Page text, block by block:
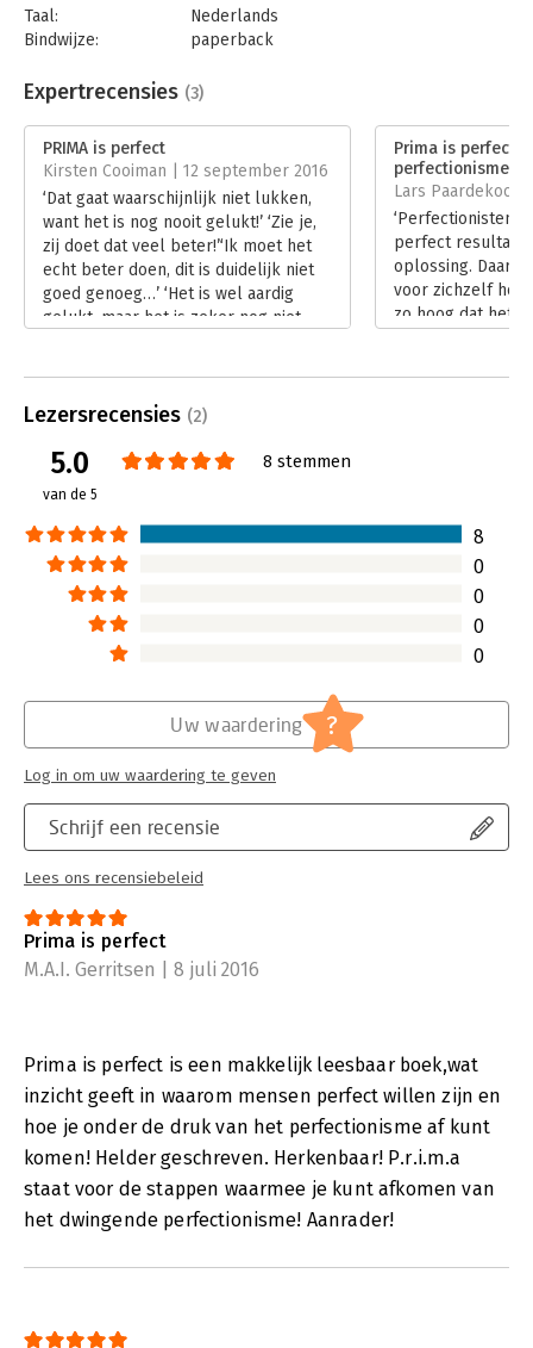
Een helder en mooi boek vol praktische tips die je helpen om
Judith Webber (auteur, spreker, organisatievernieuwer)
Taal:
Nederlands
Bindwijze:
paperback
Uitgever:
AnderZ
Verschijningsdatum:
Hoofdrubriek: Persoonlijke effectiviteit
Expertrecensies (3)
PRIMA is perfect
Kirsten Cooiman | 12 september 2016
‘Dat gaat waarschijnlijk niet lukken,
want het is nog nooit gelukt!’ ‘Zie je,
zij doet dat veel beter!’‘Ik moet het
echt beter doen, dit is duidelijk niet
goed genoeg…’ ‘Het is wel aardig
gelukt, maar het is zeker nog niet
Prima is perfect -
perfectionisme
Lars
‘Perfectionisten
perfect resultaat
oplossing.
voor zichzelf
zo hoog dat het
Lezersrecensies (2)
5.0
van de 5
8 stemmen
8
0
0
0
0
Schrijf een recensie
Lees ons recensiebeleid
Uw waardering ?
Log in om uw waardering te geven
Prima is perfect
M.A.I. Gerritsen | 8 juli 2016
Prima is perfect is een makkelijk leesbaar boek,wat
inzicht geeft in waarom mensen perfect willen zijn en
hoe je onder de druk van het perfectionisme af kunt
komen! Helder geschreven. Herkenbaar! P.r.i.m.a
staat voor de stappen waarmee je kunt afkomen van
het dwingende perfectionisme! Aanrader!